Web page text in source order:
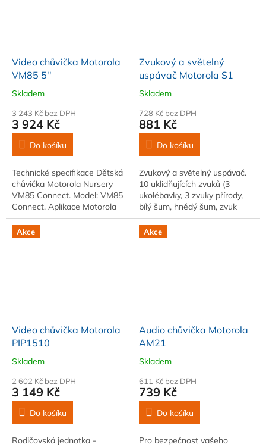
Video chůvička Motorola
VM85 5''
Skladem
3 243 Kč bez DPH
3 924 Kč
Do košíku
Technické specifikace Dětská
chůvička Motorola Nursery
VM85 Connect. Model: VM85
Connect. Aplikace Motorola
Nursery pro chytré telefony
Zvukový a světelný
uspávač Motorola S1
Skladem
728 Kč bez DPH
881 Kč
Do košíku
Zvukový a světelný uspávač.
10 uklidňujících zvuků (3
ukolébavky, 3 zvuky přírody,
bílý šum, hnědý šum, zvuk
ventilátoru a dělohy). .
Akce
Video chůvička Motorola
PIP1510
Skladem
2 602 Kč bez DPH
3 149 Kč
Do košíku
Rodičovská jednotka -
Akce
Audio chůvička Motorola
AM21
Skladem
611 Kč bez DPH
739 Kč
Do košíku
Pro bezpečnost vašeho